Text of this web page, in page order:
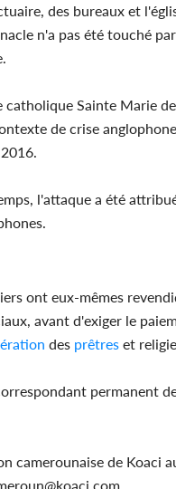
des bureaux et
n'a pas été touché
catholique Sainte Marie
de crise
l'attaque a été
ont eux-mêmes
avant d'exiger le
des prêtres et
permanent
camerounaise de Koaci